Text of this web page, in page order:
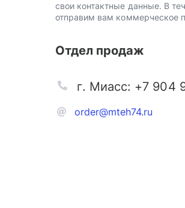
свои контактные данные. В
отправим вам коммерческое
Отдел продаж
order@mteh74.ru
г. Миасс: +7 904